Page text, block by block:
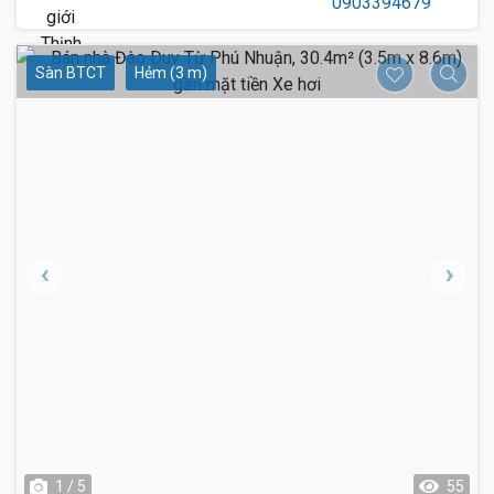
Sàn BTCT Hẻm (3 m)
1 / 5 55